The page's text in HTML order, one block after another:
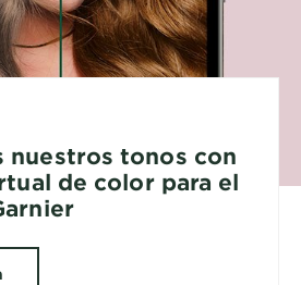
nuestros tonos con
de color para el